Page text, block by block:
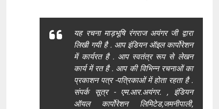
यह रचना माड़भूषि रंगराज अयंगर जी द्वारा
लिखी गयी है . आप इंडियन ऑइल कार्पोरेशन
में कार्यरत है . आप स्वतंत्र रूप से लेखन
कार्य में रत है . आप की विभिन्न रचनाओं का
प्रकाशन पत्र -पत्रिकाओं में होता रहता है .
संपर्क सूत्र - एम.आर.अयंगर. , इंडियन
ऑयल कार्पोरेशन लिमिटेड,जमनीपाली,